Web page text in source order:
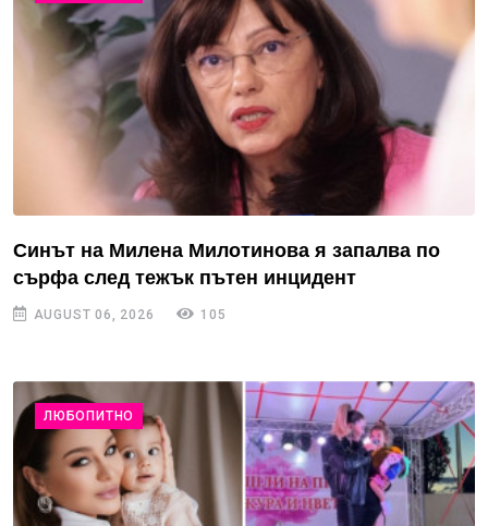
Синът на Милена Милотинова я запалва по
сърфа след тежък пътен инцидент
AUGUST 06, 2026 105
ЛЮБОПИТНО